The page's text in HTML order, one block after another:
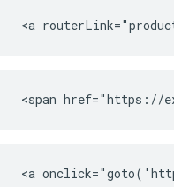
<a
<span href="https://
<a